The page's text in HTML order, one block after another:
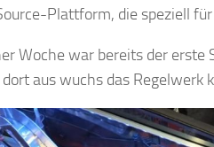
Plattform, die speziell
Woche war bereits der erste
dort aus wuchs das Regelwerk